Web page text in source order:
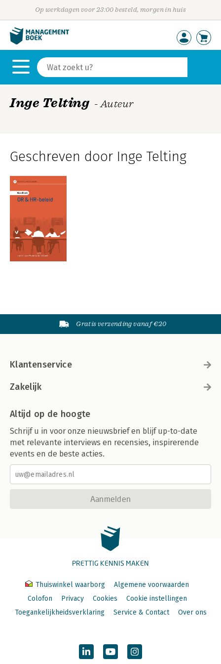
Op werkdagen voor 23:00 besteld, morgen in huis
Inge Telting - Auteur
Geschreven door Inge Telting
Gratis verzending vanaf €20
Klantenservice
Zakelijk
Altijd op de hoogte
Schrijf u in voor onze nieuwsbrief en blijf up-to-date
met relevante interviews en recensies, inspirerende
events en de beste acties.
Aanmelden
PRETTIG KENNIS MAKEN
Thuiswinkel waarborg
Algemene voorwaarden
Colofon
Privacy Cookies
Cookie instellingen
Toegankelijkheidsverklaring
Service & Contact Over ons